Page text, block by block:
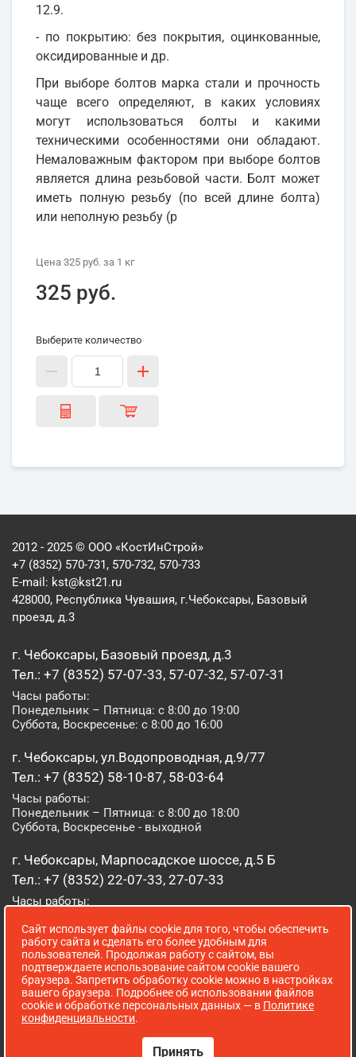
12.9.
- по покрытию: без покрытия, оцинкованные,
оксидированные и др.
При выборе болтов марка стали и прочность
чаще всего определяют, в каких условиях
могут использоваться болты и какими
техническими особенностями они обладают.
Немаловажным фактором при выборе болтов
является длина резьбовой части. Болт может
иметь полную резьбу (по всей длине болта)
или неполную резьбу (р
Цена 325 руб. за 1 кг
325 руб.
Выберите количество
2012 - 2025 © ООО «КостИнСтрой»
+7 (8352) 570-731, 570-732, 570-733
E-mail: kst@kst21.ru
428000, Республика Чувашия, г.Чебоксары, Базовый
проезд, д.3
г. Чебоксары, Базовый проезд, д.3
Тел.: +7 (8352) 57-07-33, 57-07-32, 57-07-31
Часы работы:
Понедельник – Пятница: с 8:00 до 19:00
Суббота, Воскресенье: с 8:00 до 16:00
г. Чебоксары, ул.Водопроводная, д.9/77
Тел.: +7 (8352) 58-10-87, 58-03-64
Часы работы:
Понедельник – Пятница: с 8:00 до 18:00
Суббота, Воскресенье - выходной
г. Чебоксары, Марпосадское шоссе, д.5 Б
Тел.: +7 (8352) 22-07-33, 27-07-33
Часы работы:
Суббота, Воскресенье: с 8:00 до 16:00
г. Йошкар-Ола, ул. Луначарского, д. 52 А
Тел.: (8362) 41-07-31
Часы работы:
Понедельник – Пятница: с 8:00 до 18:00
Сайт использует файлы cookie для того, чтобы обеспечить
работу сайта и сделать его более удобным для
пользователей. Продолжая работу с сайтом, вы
подтверждаете использование сайтом cookie вашего
браузера. Запретить обработку cookie можно в настройках
вашего браузера. Подробнее об использовании файлов
cookie и обработке персональных данных — в Политике
конфиденциальности.
Принять